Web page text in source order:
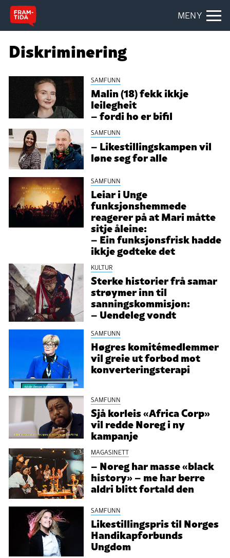
MENY
Diskriminering
SAMFUNN
Malin (18) fekk ikkje
leilegheit
– fordi ho er bifil
SAMFUNN
– Likestillingskampen vil
løne seg for alle
SAMFUNN
Leiar i Unge
funksjonshemmede
reagerer på at Mari måtte
sitje åleine:
– Ein funksjonsfrisk hadde
ikkje godteke det
KULTUR
Sterke historier frå samar
strøymer inn til
sanningskommisjon:
– Uendeleg vondt
SAMFUNN
Høgres komitémedlemmer
vil greie ut forbod mot
konverteringsterapi
SAMFUNN
Sjå korleis «Africa Corp»
vil redde Noreg i ny
kampanje
MAGASINETT
– Noreg har masse «black
history» – me har berre
aldri blitt fortald den
SAMFUNN
Likestillingspris til Norges
Handikapforbunds
Ungdom